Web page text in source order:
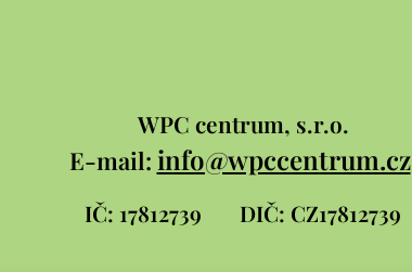
WPC centrum, s.r.o.
E-mail: info@wpccentrum.cz
IČ: 17812739 DIČ: CZ17812739